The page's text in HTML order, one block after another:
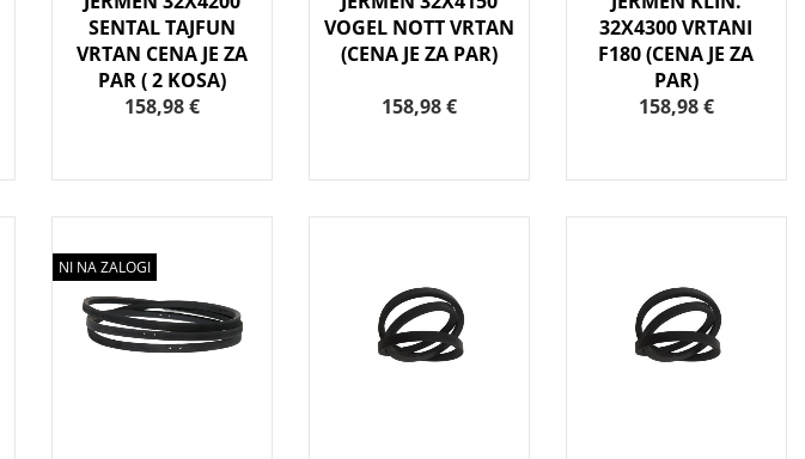
SENTAL TAJFUN
VRTAN CENA JE ZA
PAR ( 2 KOSA)
158,98 €
VOGEL NOTT VRTAN
(CENA JE ZA PAR)
158,98 €
32X4300 VRTANI
F180 (CENA JE ZA
PAR)
158,98 €
NI NA ZALOGI